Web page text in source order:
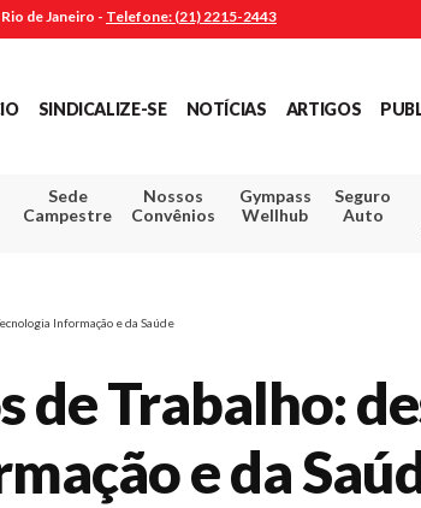
de Janeiro - Telefone: (21) 2215-2443
SINDICALIZE-SE NOTÍCIAS ARTIGOS
Sede
Campestre
Nossos
Convênios
Gympass
Wellhub
Seguro
Auto
Informação e da Saúde
de Trabalho:
e da